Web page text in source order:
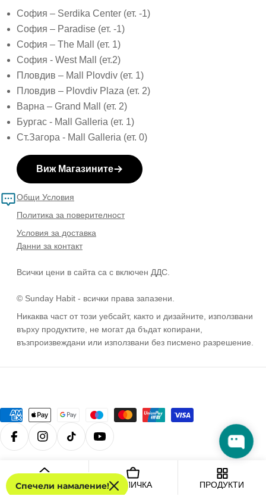
София – Serdika Center (ет. -1)
София – Paradise (ет. -1)
София – The Mall (ет. 1)
София - West Mall (ет.2)
Пловдив – Mall Plovdiv (ет. 1)
Пловдив – Plovdiv Plaza (ет. 2)
Варна – Grand Mall (ет. 2)
Бургас - Mall Galleria (ет. 1)
Ст.Загора - Mall Galleria (ет. 0)
Виж Магазините
Общи Условия
Политика за поверителност
Условия за доставка
Данни за контакт
Всички цени в сайта са с включен ДДС.
© Sunday Habit - всички права запазени.
Никаква част от този уебсайт, както и дизайните, използвани
върху продуктите, не могат да бъдат копирани,
възпроизвеждани или използвани без писмено разрешение.
Payment
methods
FacebookInstagram
TikTok YouTube
© 2026Sunday Habit.
НАЧАЛО КОЛИЧКА ПРОДУКТИ
Спечели намаление!